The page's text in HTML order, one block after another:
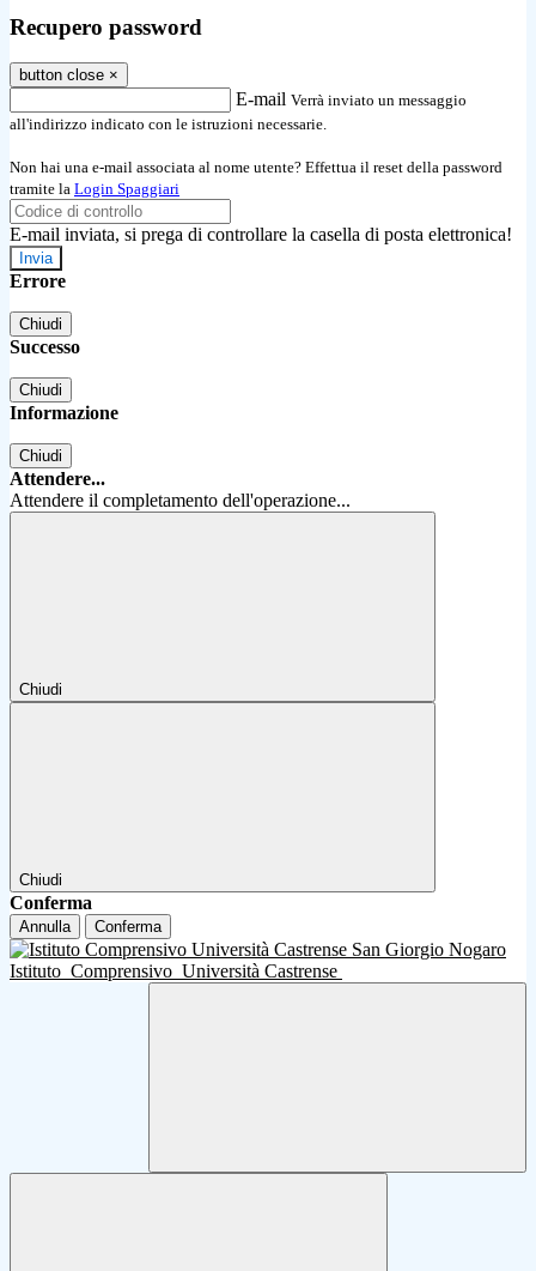
Recupero password
button close ×
E-mail Verrà inviato un messaggio
all'indirizzo indicato con le istruzioni necessarie.
Non hai una e-mail associata al nome utente? Effettua il reset della password
tramite la Login Spaggiari
E-mail inviata, si prega di controllare la casella di posta elettronica!
Errore
Chiudi
Successo
Chiudi
Informazione
Chiudi
Attendere...
Attendere il completamento dell'operazione...
Chiudi
Chiudi
Conferma
Annulla Conferma
Istituto Comprensivo Università Castrense